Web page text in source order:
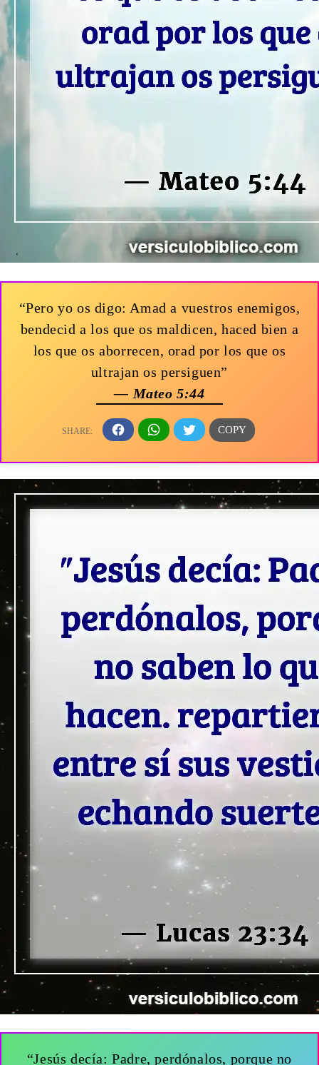
“Pero yo os digo: Amad a vuestros enemigos,
bendecid a los que os maldicen, haced bien a
los que os aborrecen, orad por los que os
ultrajan os persiguen”
— Mateo 5:44
“Jesús decía: Padre, perdónalos, porque no